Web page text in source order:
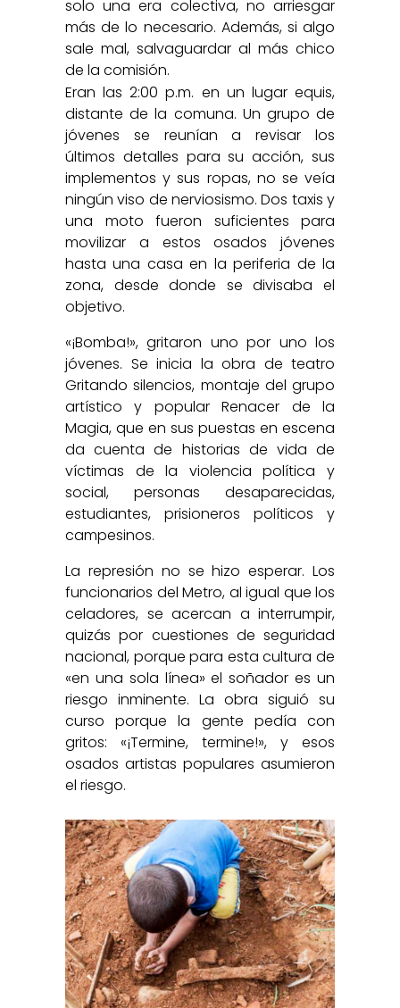
solo una era colectiva, no arriesgar
más de lo necesario. Además, si algo
sale mal, salvaguardar al más chico
de la comisión.
Eran las 2:00 p.m. en un lugar equis,
distante de la comuna. Un grupo de
jóvenes se reunían a revisar los
últimos detalles para su acción, sus
implementos y sus ropas, no se veía
ningún viso de nerviosismo. Dos taxis y
una moto fueron suficientes para
movilizar a estos osados jóvenes
hasta una casa en la periferia de la
zona, desde donde se divisaba el
objetivo.
«¡Bomba!», gritaron uno por uno los
jóvenes. Se inicia la obra de teatro
Gritando silencios, montaje del grupo
artístico y popular Renacer de la
Magia, que en sus puestas en escena
da cuenta de historias de vida de
víctimas de la violencia política y
social, personas desaparecidas,
estudiantes, prisioneros políticos y
campesinos.
La represión no se hizo esperar. Los
funcionarios del Metro, al igual que los
celadores, se acercan a interrumpir,
quizás por cuestiones de seguridad
nacional, porque para esta cultura de
«en una sola línea» el soñador es un
riesgo inminente. La obra siguió su
curso porque la gente pedía con
gritos: «¡Termine, termine!», y esos
osados artistas populares asumieron
el riesgo.